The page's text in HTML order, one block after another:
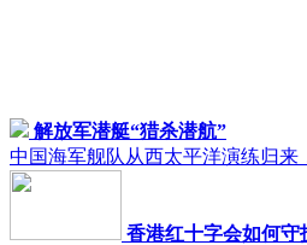
解放军潜艇“猎杀潜航”
中国海军舰队从西太平洋演练归
香港红十字会如何守